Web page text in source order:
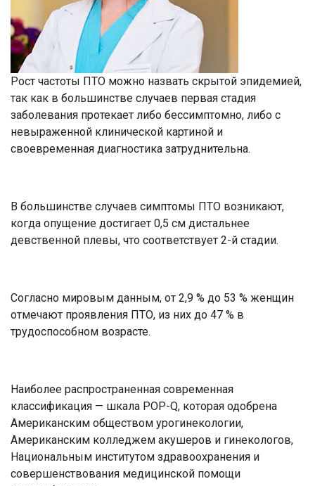
Рост частоты ПТО можно назвать скрытой эпидемией,
так как в большинстве случаев первая стадия
заболевания протекает либо бессимптомно, либо с
невыраженной клинической картиной и
своевременная диагностика затруднительна.
В большинстве случаев симптомы ПТО возникают,
когда опущение достигает 0,5 см дистальнее
девственной плевы, что соответствует 2-й стадии.
Согласно мировым данным, от 2,9 % до 53 % женщин
отмечают проявления ПТО, из них до 47 % в
трудоспособном возрасте.
Наиболее распространенная современная
классификация — шкала POP-Q, которая одобрена
Американским обществом урогинекологии,
Американским колледжем акушеров и гинекологов,
Национальным институтом здравоохранения и
совершенствования медицинской помощи